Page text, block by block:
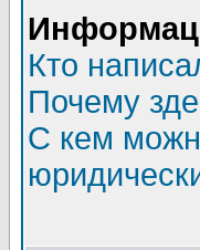
Кто
Почему
С кем